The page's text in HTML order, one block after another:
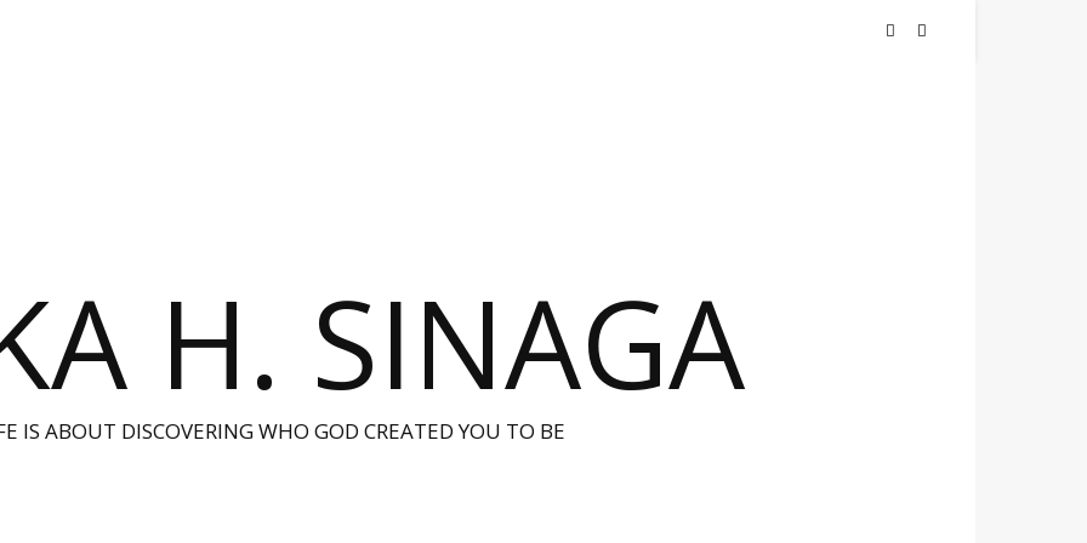
H. SINAGA
IS ABOUT DISCOVERING WHO GOD CREATED YOU TO BE